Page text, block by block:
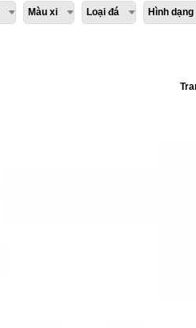
Màu xi Loại đá Hình dạng